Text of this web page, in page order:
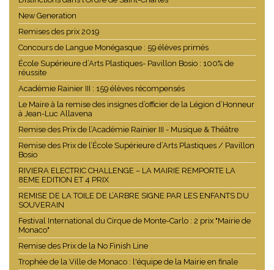
REMISE DE PRIX, RÉCOMPENSES ET
DISTINCTIONS
Distinctions honorifiques pour la Fête Nationale
Isabelle Lombardot faite Chevalier de l’Ordre des Arts et des
Lettres
Festival International de Cirque de Monte-Carlo
Remise des prix du Concours de Langue Monégasque - 18 juin
Distinctions dans l’Ordre de Saint-Charles
New Generation
Remises des prix 2019
Concours de Langue Monégasque : 59 élèves primés
École Supérieure d’Arts Plastiques- Pavillon Bosio : 100% de
réussite
Académie Rainier III : 159 élèves récompensés
Le Maire à la remise des insignes d’officier de la Légion d’Honneur
à Jean-Luc Allavena
Remise des Prix de l’Académie Rainier III - Musique & Théâtre